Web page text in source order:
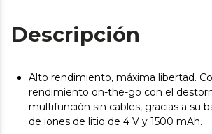
Descripción
Alto rendimiento, máxima libertad.
rendimiento on-the-go con el
multifunción sin cables, gracias a su
de iones de litio de 4 V y 1500 mAh.